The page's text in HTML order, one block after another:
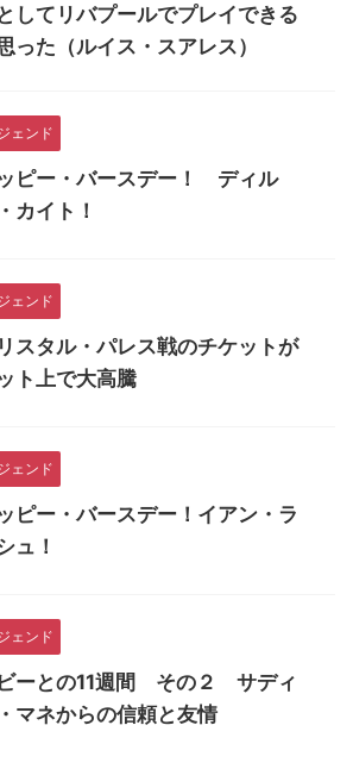
してリバプールでプレイできる
った（ルイス・スアレス）
ェンド
ピー・バースデー！ ディル
カイト！
ェンド
スタル・パレス戦のチケットが
ト上で大高騰
ェンド
ピー・バースデー！イアン・ラ
ュ！
ェンド
ーとの11週間 その２ サディ
マネからの信頼と友情